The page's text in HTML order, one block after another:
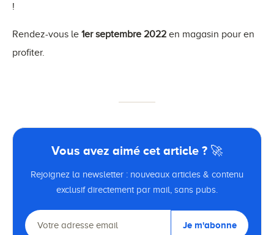
!
Rendez-vous le 1er septembre 2022 en magasin pour en
profiter.
Vous avez aimé cet article ? 🚀
Rejoignez la newsletter : nouveaux articles & contenu
exclusif directement par mail, sans pubs.
Je m'abonne